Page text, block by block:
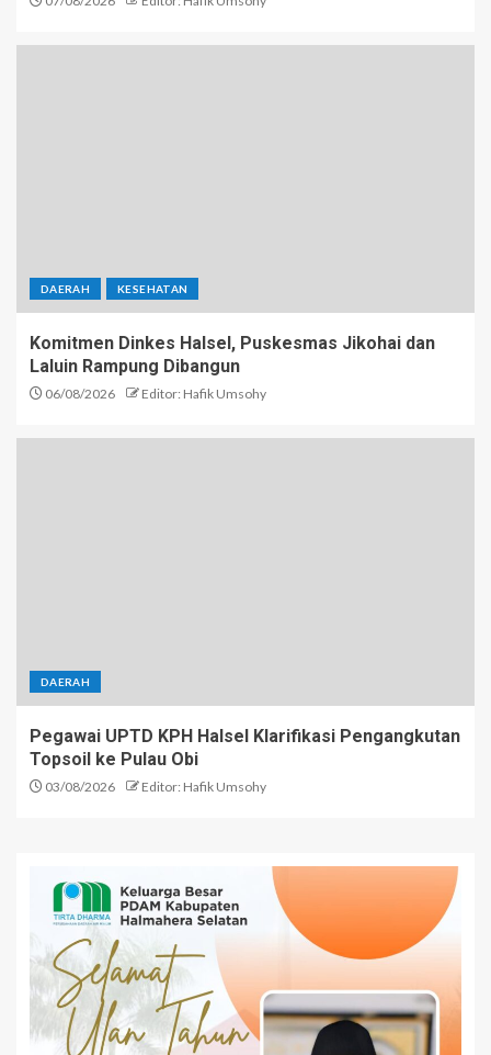
DAERAH KESEHATAN
Komitmen Dinkes Halsel, Puskesmas Jikohai dan
Laluin Rampung Dibangun
06/08/2026 Editor: Hafik Umsohy
DAERAH
Pegawai UPTD KPH Halsel Klarifikasi Pengangkutan
Topsoil ke Pulau Obi
03/08/2026 Editor: Hafik Umsohy